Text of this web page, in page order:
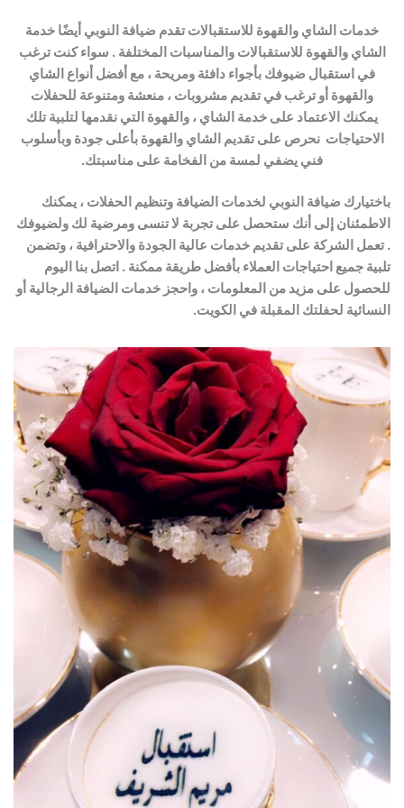
خدمات الشاي والقهوة للاستقبالات تقدم ضيافة النوبي أيضًا خدمة
الشاي والقهوة للاستقبالات والمناسبات المختلفة . سواء كنت ترغب
في استقبال ضيوفك بأجواء دافئة ومريحة ، مع أفضل أنواع الشاي
والقهوة أو ترغب في تقديم مشروبات ، منعشة ومتنوعة للحفلات
يمكنك الاعتماد على خدمة الشاي ، والقهوة التي نقدمها لتلبية تلك
الاحتياجات نحرص على تقديم الشاي والقهوة بأعلى جودة وبأسلوب
فني يضفي لمسة من الفخامة على مناسبتك.
باختيارك ضيافة النوبي لخدمات الضيافة وتنظيم الحفلات ، يمكنك
الاطمئنان إلى أنك ستحصل على تجربة لا تنسى ومرضية لك ولضيوفك
. تعمل الشركة على تقديم خدمات عالية الجودة والاحترافية ، وتضمن
تلبية جميع احتياجات العملاء بأفضل طريقة ممكنة . اتصل بنا اليوم
للحصول على مزيد من المعلومات ، واحجز خدمات الضيافة الرجالية أو
النسائية لحفلتك المقبلة في الكويت.